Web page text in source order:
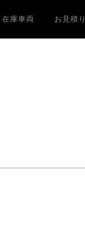
在庫車両 お見積り